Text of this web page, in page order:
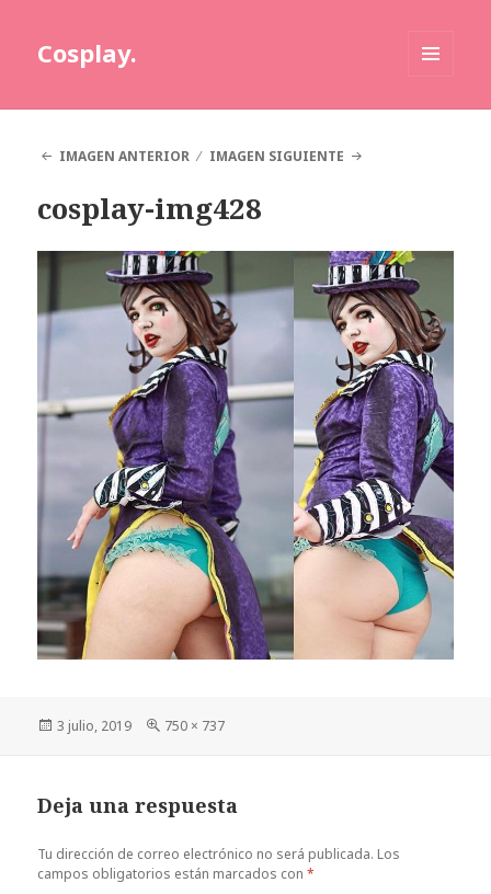
Cosplay.
IMAGEN ANTERIOR
IMAGEN SIGUIENTE
cosplay-img428
Publicado
3 julio, 2019
Tamaño
750 × 737
Deja una respuesta
Tu dirección de correo electrónico no será publicada. Los
campos obligatorios están marcados con*